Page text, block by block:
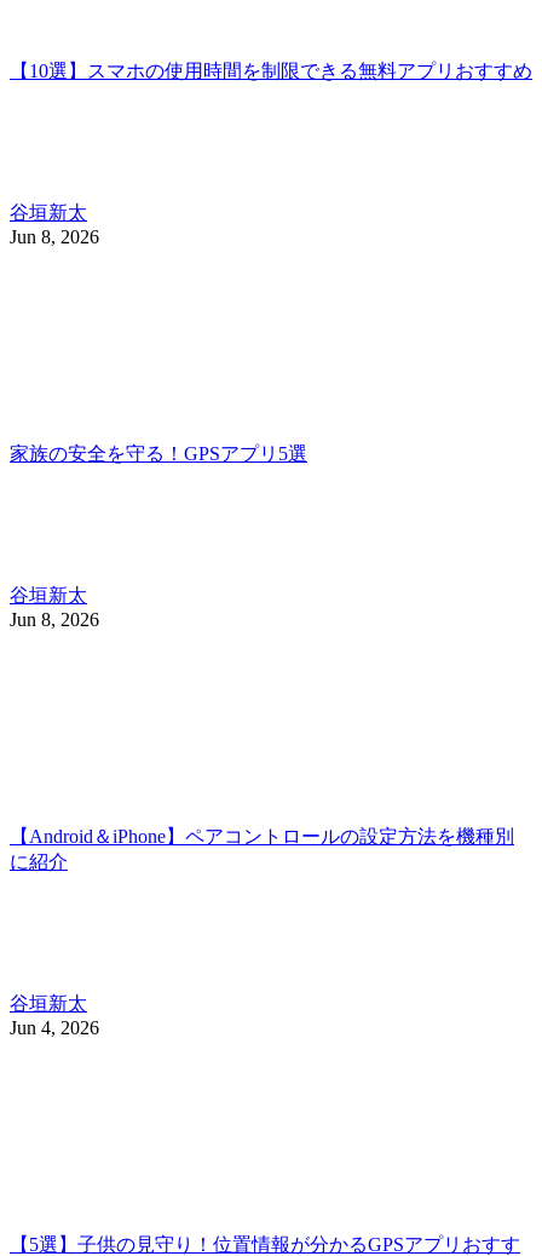
【10選】スマホの使用時間を制限できる無料アプリおすすめ
谷垣新太
Jun 8, 2026
家族の安全を守る！GPSアプリ5選
谷垣新太
Jun 8, 2026
【Android＆iPhone】ペアコントロールの設定方法を機種別
に紹介
谷垣新太
Jun 4, 2026
【5選】子供の見守り！位置情報が分かるGPSアプリおすす